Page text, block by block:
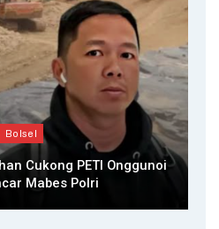
Bolsel
Cukong PETI Onggunoi
Mabes Polri